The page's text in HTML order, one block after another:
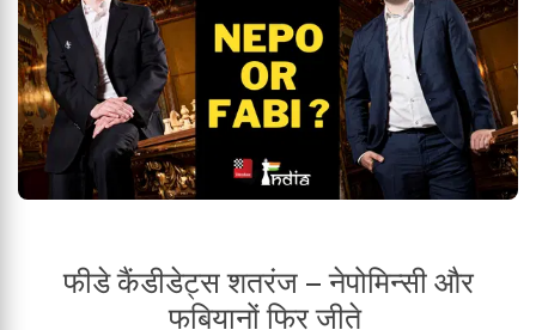
फीडे कैंडीडेट्स शतरंज – नेपोमिन्सी और
फबियानों फिर जीते